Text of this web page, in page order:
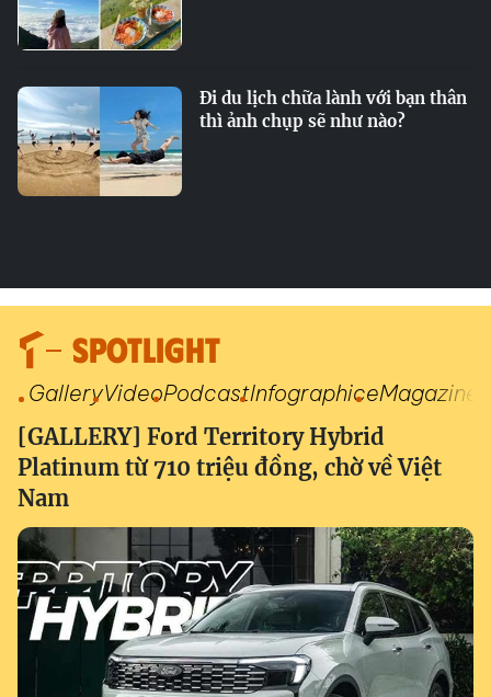
Đi du lịch chữa lành với bạn thân
thì ảnh chụp sẽ như nào?
SPOTLIGHT
GalleryVideoPodcastInfographiceMagazine
[GALLERY] Ford Territory Hybrid
Platinum từ 710 triệu đồng, chờ về Việt
Nam